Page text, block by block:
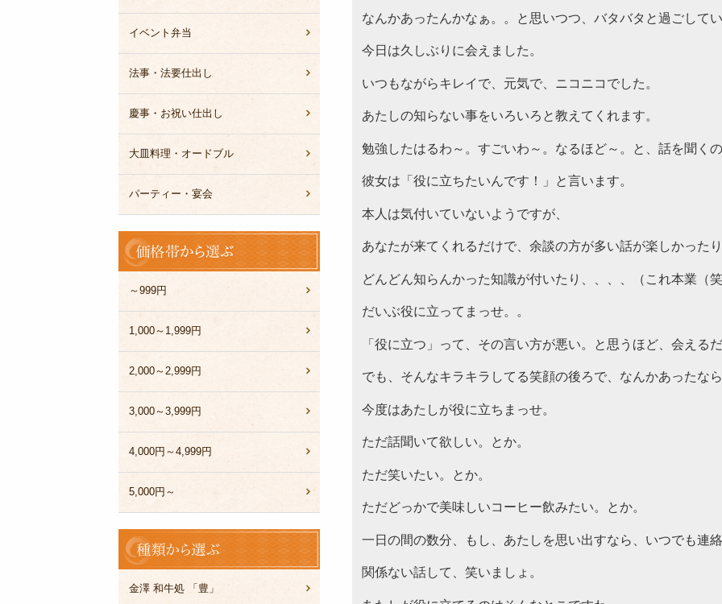
なんかあったんかなぁ。。と思いつつ、バタバタと過ごして
今日は久しぶりに会えました。
いつもながらキレイで、元気で、ニコニコでした。
あたしの知らない事をいろいろと教えてくれます。
勉強したはるわ～。すごいわ～。なるほど～。と、話を聞く
彼女は「役に立ちたいんです！」と言います。
本人は気付いていないようですが、
あなたが来てくれるだけで、余談の方が多い話が楽しかった
どんどん知らんかった知識が付いたり、、、、（これ本業（
だいぶ役に立ってまっせ。。
「役に立つ」って、その言い方が悪い。と思うほど、会える
でも、そんなキラキラしてる笑顔の後ろで、なんかあったな
今度はあたしが役に立ちまっせ。
ただ話聞いて欲しい。とか。
ただ笑いたい。とか。
ただどっかで美味しいコーヒー飲みたい。とか。
一日の間の数分、もし、あたしを思い出すなら、いつでも連
関係ない話して、笑いましょ。
イベント弁当
法事・法要仕出し
慶事・お祝い仕出し
大皿料理・オードブル
パーティー・宴会
価
格
帯
か
選
～999円
1,000～1,999円
2,000～2,999円
3,000～3,999円
4,000円～4,999円
5,000円～
種
類
か
ら金澤 和牛処 「豊」